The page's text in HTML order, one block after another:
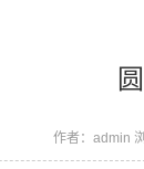
作者：admin